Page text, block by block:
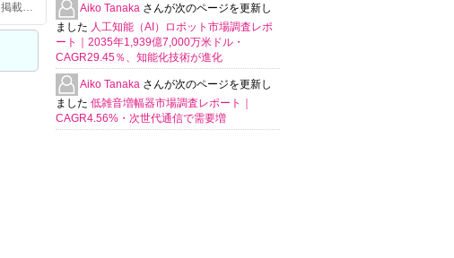
函館市公式観光情報サイトはこぶらの外国語Webサイトである「Travel Hakodate」に掲載されている函館市無料Wi-Fiスポット情報のRDFデータを作成しました。 Aiko Tanaka さんが次のページを更新し
ました 人工知能（AI）ロボット市場調査レポ
ート｜2035年1,939億7,000万米ドル・
CAGR29.45％、知能化技術が進化
Aiko Tanaka さんが次のページを更新し
ました 低雑音増幅器市場調査レポート｜
CAGR4.56%・次世代通信で需要増